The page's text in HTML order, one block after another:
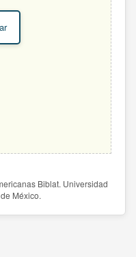
Biblat. Universidad
México.